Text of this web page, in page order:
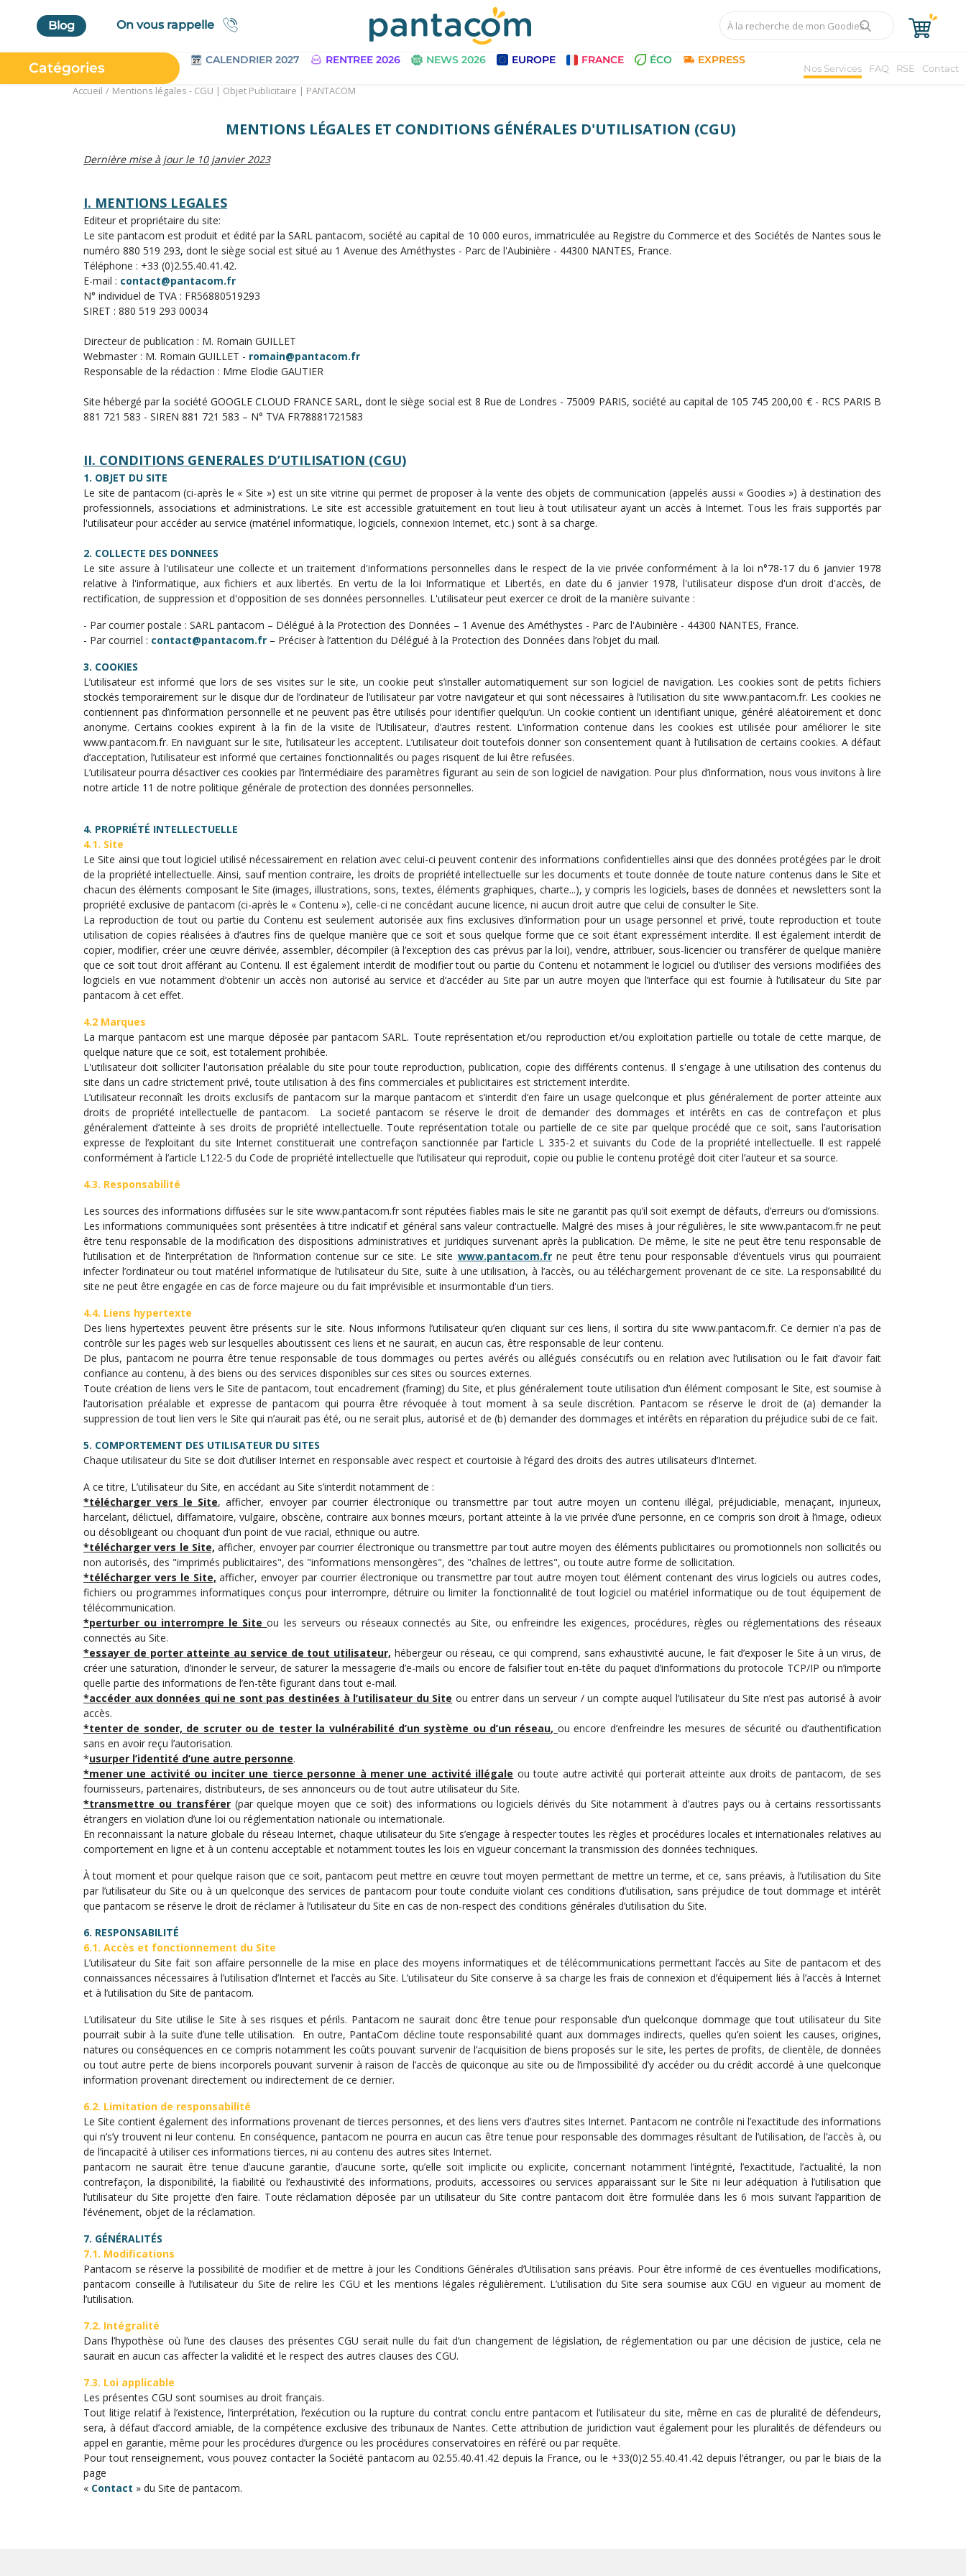
Blog On vous rappelle
Catégories CALENDRIER 2027 RENTREE 2026 NEWS 2026 EUROPE FRANCE ÉCO EXPRESS
Nos Services FAQ RSE Contact
Bagageries & Sacs
Textiles & Accessoires
Vêtements de Travail
Parapluies & Parasols
Gourmandises
Art de la Table
Plantes et Graines
Bien être & Sécurité
Sports, loisirs & jouets
Packaging sur-mesure
Temps Forts de l'Année
Evénement Entreprise
Accueil Mentions légales - CGU | Objet Publicitaire | PANTACOM
MENTIONS LÉGALES ET CONDITIONS GÉNÉRALES D'UTILISATION (CGU)
Dernière mise à jour le 10 janvier 2023
I. MENTIONS LEGALES
Editeur et propriétaire du site:
Le site pantacom est produit et édité par la SARL pantacom, société au capital de 10 000 euros, immatriculée au Registre du Commerce et des Sociétés de Nantes sous le
numéro 880 519 293, dont le siège social est situé au 1 Avenue des Améthystes - Parc de l'Aubinière - 44300 NANTES, France.
Téléphone : +33 (0)2.55.40.41.42.
E-mail : contact@pantacom.fr
N° individuel de TVA : FR56880519293
SIRET : 880 519 293 00034
Directeur de publication : M. Romain GUILLET
Webmaster : M. Romain GUILLET - romain@pantacom.fr
Responsable de la rédaction : Mme Elodie GAUTIER
Site hébergé par la société GOOGLE CLOUD FRANCE SARL, dont le siège social est 8 Rue de Londres - 75009 PARIS, société au capital de 105 745 200,00 € - RCS PARIS B
881 721 583 - SIREN 881 721 583 – N° TVA FR78881721583
II. CONDITIONS GENERALES D’UTILISATION (CGU)
1. OBJET DU SITE
Le site de pantacom (ci-après le « Site ») est un site vitrine qui permet de proposer à la vente des objets de communication (appelés aussi « Goodies ») à destination des
professionnels, associations et administrations. Le site est accessible gratuitement en tout lieu à tout utilisateur ayant un accès à Internet. Tous les frais supportés par
l'utilisateur pour accéder au service (matériel informatique, logiciels, connexion Internet, etc.) sont à sa charge.
2. COLLECTE DES DONNEES
Le site assure à l'utilisateur une collecte et un traitement d'informations personnelles dans le respect de la vie privée conformément à la loi n°78-17 du 6 janvier 1978
relative à l'informatique, aux fichiers et aux libertés. En vertu de la loi Informatique et Libertés, en date du 6 janvier 1978, l'utilisateur dispose d'un droit d'accès, de
rectification, de suppression et d'opposition de ses données personnelles. L'utilisateur peut exercer ce droit de la manière suivante :
- Par courrier postale : SARL pantacom – Délégué à la Protection des Données – 1 Avenue des Améthystes - Parc de l'Aubinière - 44300 NANTES, France.
- Par courriel : contact@pantacom.fr – Préciser à l’attention du Délégué à la Protection des Données dans l’objet du mail.
3. COOKIES
L’utilisateur est informé que lors de ses visites sur le site, un cookie peut s’installer automatiquement sur son logiciel de navigation. Les cookies sont de petits fichiers
stockés temporairement sur le disque dur de l’ordinateur de l’utilisateur par votre navigateur et qui sont nécessaires à l’utilisation du site www.pantacom.fr. Les cookies ne
contiennent pas d’information personnelle et ne peuvent pas être utilisés pour identifier quelqu’un. Un cookie contient un identifiant unique, généré aléatoirement et donc
anonyme. Certains cookies expirent à la fin de la visite de l’Utilisateur, d’autres restent. L’information contenue dans les cookies est utilisée pour améliorer le site
www.pantacom.fr. En naviguant sur le site, l’utilisateur les acceptent. L’utilisateur doit toutefois donner son consentement quant à l’utilisation de certains cookies. A défaut
d’acceptation, l’utilisateur est informé que certaines fonctionnalités ou pages risquent de lui être refusées.
L’utilisateur pourra désactiver ces cookies par l’intermédiaire des paramètres figurant au sein de son logiciel de navigation. Pour plus d’information, nous vous invitons à lire
notre article 11 de notre politique générale de protection des données personnelles.
4. PROPRIÉTÉ INTELLECTUELLE
4.1. Site
Le Site ainsi que tout logiciel utilisé nécessairement en relation avec celui-ci peuvent contenir des informations confidentielles ainsi que des données protégées par le droit
de la propriété intellectuelle. Ainsi, sauf mention contraire, les droits de propriété intellectuelle sur les documents et toute donnée de toute nature contenus dans le Site et
chacun des éléments composant le Site (images, illustrations, sons, textes, éléments graphiques, charte...), y compris les logiciels, bases de données et newsletters sont la
propriété exclusive de pantacom (ci-après le « Contenu »), celle-ci ne concédant aucune licence, ni aucun droit autre que celui de consulter le Site.
La reproduction de tout ou partie du Contenu est seulement autorisée aux fins exclusives d’information pour un usage personnel et privé, toute reproduction et toute
utilisation de copies réalisées à d’autres fins de quelque manière que ce soit et sous quelque forme que ce soit étant expressément interdite. Il est également interdit de
copier, modifier, créer une œuvre dérivée, assembler, décompiler (à l’exception des cas prévus par la loi), vendre, attribuer, sous-licencier ou transférer de quelque manière
que ce soit tout droit afférant au Contenu. Il est également interdit de modifier tout ou partie du Contenu et notamment le logiciel ou d’utiliser des versions modifiées des
logiciels en vue notamment d’obtenir un accès non autorisé au service et d’accéder au Site par un autre moyen que l’interface qui est fournie à l’utilisateur du Site par
pantacom à cet effet.
4.2 Marques
La marque pantacom est une marque déposée par pantacom SARL. Toute représentation et/ou reproduction et/ou exploitation partielle ou totale de cette marque, de
quelque nature que ce soit, est totalement prohibée.
L'utilisateur doit solliciter l'autorisation préalable du site pour toute reproduction, publication, copie des différents contenus. Il s'engage à une utilisation des contenus du
site dans un cadre strictement privé, toute utilisation à des fins commerciales et publicitaires est strictement interdite.
L’utilisateur reconnaît les droits exclusifs de pantacom sur la marque pantacom et s’interdit d’en faire un usage quelconque et plus généralement de porter atteinte aux
droits de propriété intellectuelle de pantacom. La societé pantacom se réserve le droit de demander des dommages et intérêts en cas de contrefaçon et plus
généralement d’atteinte à ses droits de propriété intellectuelle. Toute représentation totale ou partielle de ce site par quelque procédé que ce soit, sans l’autorisation
expresse de l’exploitant du site Internet constituerait une contrefaçon sanctionnée par l’article L 335-2 et suivants du Code de la propriété intellectuelle. Il est rappelé
conformément à l’article L122-5 du Code de propriété intellectuelle que l’utilisateur qui reproduit, copie ou publie le contenu protégé doit citer l’auteur et sa source.
4.3. Responsabilité
Les sources des informations diffusées sur le site www.pantacom.fr sont réputées fiables mais le site ne garantit pas qu’il soit exempt de défauts, d’erreurs ou d’omissions.
Les informations communiquées sont présentées à titre indicatif et général sans valeur contractuelle. Malgré des mises à jour régulières, le site www.pantacom.fr ne peut
être tenu responsable de la modification des dispositions administratives et juridiques survenant après la publication. De même, le site ne peut être tenu responsable de
l’utilisation et de l’interprétation de l’information contenue sur ce site. Le site www.pantacom.frne peut être tenu pour responsable d’éventuels virus qui pourraient
infecter l’ordinateur ou tout matériel informatique de l’utilisateur du Site, suite à une utilisation, à l’accès, ou au téléchargement provenant de ce site. La responsabilité du
site ne peut être engagée en cas de force majeure ou du fait imprévisible et insurmontable d'un tiers.
4.4. Liens hypertexte
Des liens hypertextes peuvent être présents sur le site. Nous informons l’utilisateur qu’en cliquant sur ces liens, il sortira du site www.pantacom.fr. Ce dernier n’a pas de
contrôle sur les pages web sur lesquelles aboutissent ces liens et ne saurait, en aucun cas, être responsable de leur contenu.
De plus, pantacom ne pourra être tenue responsable de tous dommages ou pertes avérés ou allégués consécutifs ou en relation avec l’utilisation ou le fait d’avoir fait
confiance au contenu, à des biens ou des services disponibles sur ces sites ou sources externes.
Toute création de liens vers le Site de pantacom, tout encadrement (framing) du Site, et plus généralement toute utilisation d’un élément composant le Site, est soumise à
l’autorisation préalable et expresse de pantacom qui pourra être révoquée à tout moment à sa seule discrétion. Pantacom se réserve le droit de (a) demander la
suppression de tout lien vers le Site qui n’aurait pas été, ou ne serait plus, autorisé et de (b) demander des dommages et intérêts en réparation du préjudice subi de ce fait.
5. COMPORTEMENT DES UTILISATEUR DU SITES
Chaque utilisateur du Site se doit d’utiliser Internet en responsable avec respect et courtoisie à l’égard des droits des autres utilisateurs d’Internet.
A ce titre, L’utilisateur du Site, en accédant au Site s’interdit notamment de :
*télécharger vers le Site, afficher, envoyer par courrier électronique ou transmettre par tout autre moyen un contenu illégal, préjudiciable, menaçant, injurieux,
harcelant, délictuel, diffamatoire, vulgaire, obscène, contraire aux bonnes mœurs, portant atteinte à la vie privée d’une personne, en ce compris son droit à l’image, odieux
ou désobligeant ou choquant d’un point de vue racial, ethnique ou autre.
*télécharger vers le Site, afficher, envoyer par courrier électronique ou transmettre par tout autre moyen des éléments publicitaires ou promotionnels non sollicités ou
non autorisés, des "imprimés publicitaires", des "informations mensongères", des "chaînes de lettres", ou toute autre forme de sollicitation.
*télécharger vers le Site, afficher, envoyer par courrier électronique ou transmettre par tout autre moyen tout élément contenant des virus logiciels ou autres codes,
fichiers ou programmes informatiques conçus pour interrompre, détruire ou limiter la fonctionnalité de tout logiciel ou matériel informatique ou de tout équipement de
télécommunication.
*perturber ou interrompre le Siteou les serveurs ou réseaux connectés au Site, ou enfreindre les exigences, procédures, règles ou réglementations des réseaux
connectés au Site.
*essayer de porter atteinte au service de tout utilisateur, hébergeur ou réseau, ce qui comprend, sans exhaustivité aucune, le fait d’exposer le Site à un virus, de
créer une saturation, d’inonder le serveur, de saturer la messagerie d’e-mails ou encore de falsifier tout en-tête du paquet d’informations du protocole TCP/IP ou n’importe
quelle partie des informations de l’en-tête figurant dans tout e-mail.
*accéder aux données qui ne sont pas destinées à l’utilisateur du Site ou entrer dans un serveur / un compte auquel l’utilisateur du Site n’est pas autorisé à avoir
accès.
*tenter de sonder, de scruter ou de tester la vulnérabilité d’un système ou d’un réseau, ou encore d’enfreindre les mesures de sécurité ou d’authentification
sans en avoir reçu l’autorisation.
*usurper l’identité d’une autre personne.
*mener une activité ou inciter une tierce personne à mener une activité illégale ou toute autre activité qui porterait atteinte aux droits de pantacom, de ses
fournisseurs, partenaires, distributeurs, de ses annonceurs ou de tout autre utilisateur du Site.
*transmettre ou transférer(par quelque moyen que ce soit) des informations ou logiciels dérivés du Site notamment à d’autres pays ou à certains ressortissants
étrangers en violation d’une loi ou réglementation nationale ou internationale.
En reconnaissant la nature globale du réseau Internet, chaque utilisateur du Site s’engage à respecter toutes les règles et procédures locales et internationales relatives au
comportement en ligne et à un contenu acceptable et notamment toutes les lois en vigueur concernant la transmission des données techniques.
À tout moment et pour quelque raison que ce soit, pantacom peut mettre en œuvre tout moyen permettant de mettre un terme, et ce, sans préavis, à l’utilisation du Site
par l’utilisateur du Site ou à un quelconque des services de pantacom pour toute conduite violant ces conditions d’utilisation, sans préjudice de tout dommage et intérêt
que pantacom se réserve le droit de réclamer à l’utilisateur du Site en cas de non-respect des conditions générales d’utilisation du Site.
6. RESPONSABILITÉ
6.1. Accès et fonctionnement du Site
L’utilisateur du Site fait son affaire personnelle de la mise en place des moyens informatiques et de télécommunications permettant l’accès au Site de pantacom et des
connaissances nécessaires à l’utilisation d’Internet et l’accès au Site. L’utilisateur du Site conserve à sa charge les frais de connexion et d’équipement liés à l’accès à Internet
et à l’utilisation du Site de pantacom.
L’utilisateur du Site utilise le Site à ses risques et périls. Pantacom ne saurait donc être tenue pour responsable d’un quelconque dommage que tout utilisateur du Site
pourrait subir à la suite d’une telle utilisation. En outre, PantaCom décline toute responsabilité quant aux dommages indirects, quelles qu’en soient les causes, origines,
natures ou conséquences en ce compris notamment les coûts pouvant survenir de l’acquisition de biens proposés sur le site, les pertes de profits, de clientèle, de données
ou tout autre perte de biens incorporels pouvant survenir à raison de l’accès de quiconque au site ou de l’impossibilité d’y accéder ou du crédit accordé à une quelconque
information provenant directement ou indirectement de ce dernier.
6.2. Limitation de responsabilité
Le Site contient également des informations provenant de tierces personnes, et des liens vers d’autres sites Internet. Pantacom ne contrôle ni l’exactitude des informations
qui n’s’y trouvent ni leur contenu. En conséquence, pantacom ne pourra en aucun cas être tenue pour responsable des dommages résultant de l’utilisation, de l’accès à, ou
de l’incapacité à utiliser ces informations tierces, ni au contenu des autres sites Internet.
pantacom ne saurait être tenue d’aucune garantie, d’aucune sorte, qu’elle soit implicite ou explicite, concernant notamment l’intégrité, l’exactitude, l’actualité, la non
contrefaçon, la disponibilité, la fiabilité ou l’exhaustivité des informations, produits, accessoires ou services apparaissant sur le Site ni leur adéquation à l’utilisation que
l’utilisateur du Site projette d’en faire. Toute réclamation déposée par un utilisateur du Site contre pantacom doit être formulée dans les 6 mois suivant l’apparition de
l’événement, objet de la réclamation.
7. GÉNÉRALITÉS
7.1. Modifications
Pantacom se réserve la possibilité de modifier et de mettre à jour les Conditions Générales d’Utilisation sans préavis. Pour être informé de ces éventuelles modifications,
pantacom conseille à l’utilisateur du Site de relire les CGU et les mentions légales régulièrement. L’utilisation du Site sera soumise aux CGU en vigueur au moment de
l’utilisation.
7.2. Intégralité
Dans l’hypothèse où l’une des clauses des présentes CGU serait nulle du fait d’un changement de législation, de réglementation ou par une décision de justice, cela ne
saurait en aucun cas affecter la validité et le respect des autres clauses des CGU.
7.3. Loi applicable
Les présentes CGU sont soumises au droit français.
Tout litige relatif à l’existence, l’interprétation, l’exécution ou la rupture du contrat conclu entre pantacom et l’utilisateur du site, même en cas de pluralité de défendeurs,
sera, à défaut d’accord amiable, de la compétence exclusive des tribunaux de Nantes. Cette attribution de juridiction vaut également pour les pluralités de défendeurs ou
appel en garantie, même pour les procédures d’urgence ou les procédures conservatoires en référé ou par requête.
Pour tout renseignement, vous pouvez contacter la Société pantacom au 02.55.40.41.42 depuis la France, ou le +33(0)2 55.40.41.42 depuis l’étranger, ou par le biais de la
page
« Contact » du Site de pantacom.